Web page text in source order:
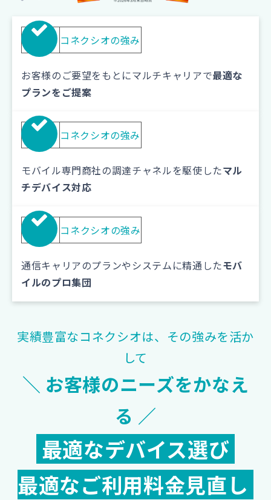
01 コネクシオの強み
お客様のご要望をもとにマルチキャリアで最適な
プランをご提案
02 コネクシオの強み
モバイル専門商社の調達チャネルを駆使したマル
チデバイス対応
03 コネクシオの強み
通信キャリアのプランやシステムに精通したモバ
イルのプロ集団
実績豊富なコネクシオは、その強みを活か
して
＼ お客様のニーズをかなえ
る ／
最適なデバイス選び
最適なご利用料金見直し